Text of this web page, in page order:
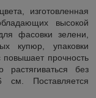
изготовленная
высокой
фасовки зелени,
купюр, упаковки
повышает прочность
без
Поставляется